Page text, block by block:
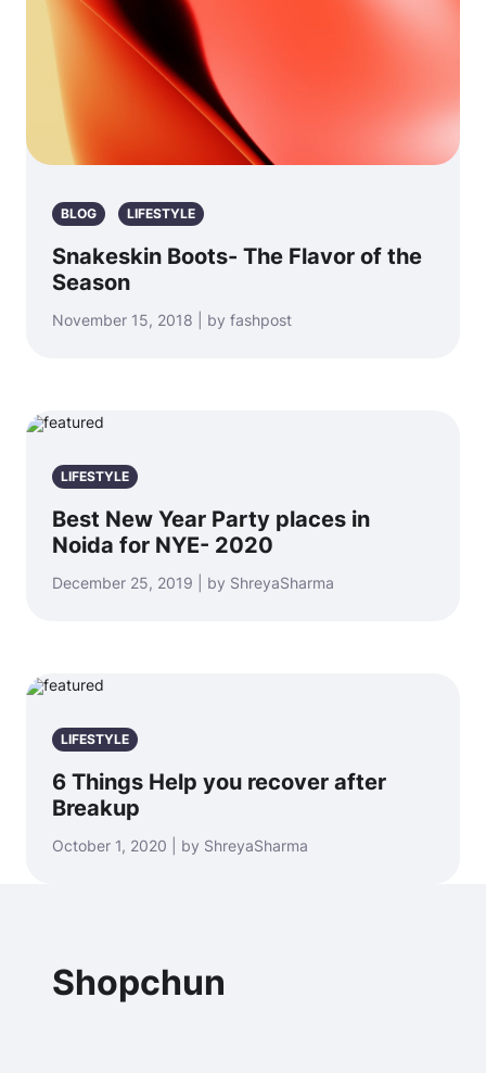
BLOG LIFESTYLE
Snakeskin Boots- The Flavor of the
Season
November 15, 2018 | by fashpost
LIFESTYLE
Best New Year Party places in
Noida for NYE- 2020
December 25, 2019 | by ShreyaSharma
LIFESTYLE
6 Things Help you recover after
Breakup
October 1, 2020 | by ShreyaSharma
Shopchun